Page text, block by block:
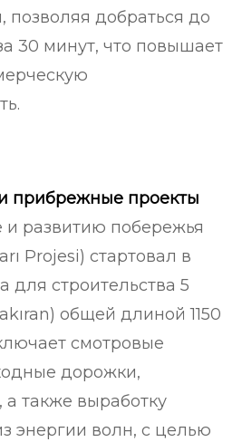
позволяя добраться до
30 минут, что повышает
прибрежные проекты
и развитию побережья
Projesi) стартовал в
для строительства 5
общей длиной 1150
смотровые
дорожки,
также выработку
энергии волн, с целью